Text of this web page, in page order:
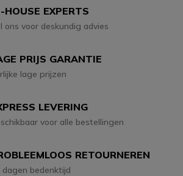
HOUSE EXPERTS
ons voor deskundig advies
PRIJS GARANTIE
lage prijzen
LEVERING
voor alle bestellingen
RETOURNEREN
dagen bedenktijd